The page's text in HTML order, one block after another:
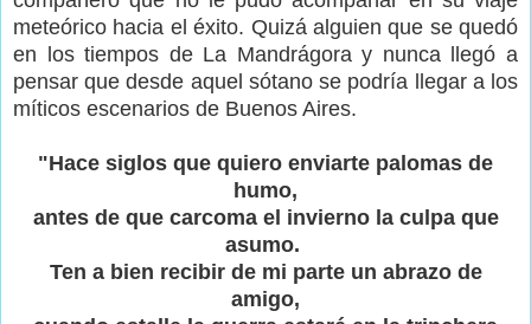
meteórico hacia el éxito. Quizá alguien que se quedó
en los tiempos de La Mandrágora y nunca llegó a
pensar que desde aquel sótano se podría llegar a los
míticos escenarios de Buenos Aires.
"Hace siglos que quiero enviarte palomas de
humo,
antes de que carcoma el invierno la culpa que
asumo.
Ten a bien recibir de mi parte un abrazo de
amigo,